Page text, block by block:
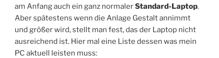
am Anfang auch ein ganz normalerStandard-Laptop.
Aber spätestens wenn die Anlage Gestalt annimmt
und größer wird, stellt man fest, das der Laptop nicht
ausreichend ist. Hier mal eine Liste dessen was mein
PC aktuell leisten muss: